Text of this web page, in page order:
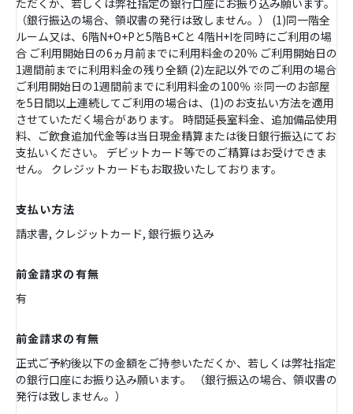
ただくか、若しくは弊社指定の銀行口座にお振り込み願います。
（銀行振込の場合、領収書の発行は致しません。） (1)同一階全
ルーム又は、6階N+O+Pと5階B+Cと 4階H+Iを同時にご利用の場
合 ご利用開始日の6ヵ月前までに利用料金の20％ ご利用開始日の
1週間前までに利用料金の残り全額 (2)左記以外でのご利用の場合
ご利用開始日の1週間前までに利用料金の100％ ※同一のお部屋
を5日間以上連続してご利用の場合は、(1)のお支払い方法を適用
させていただく場合があります。 時間延長室料金、追加備品使用
料、ご飲食追加代金等は当日現金精算または後日銀行振込にてお
支払いください。 デビットカード等でのご精算はお受けできま
せん。 クレジットカードもお取扱いたしております。
支払い方法
請求書, クレジットカード, 銀行振り込み
前金請求の有無
有
前金請求の有無
正式ご予約後以下の金額をご持参いただくか、若しくは弊社指定
の銀行口座にお振り込み願います。 （銀行振込の場合、領収書の
発行は致しません。）